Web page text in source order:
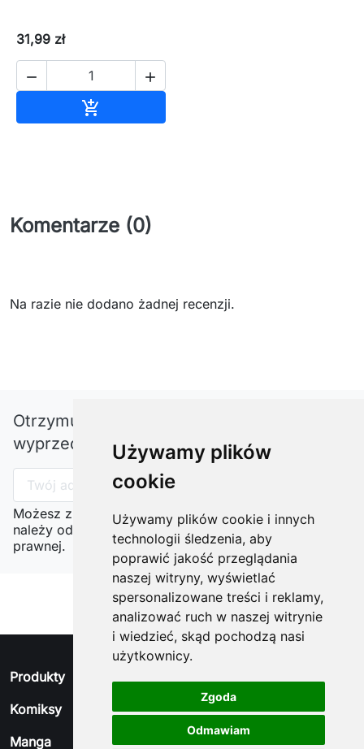
Używamy plików
cookie
Używamy plików cookie i innych
technologii śledzenia, aby
poprawić jakość przeglądania
naszej witryny, wyświetlać
spersonalizowane treści i reklamy,
analizować ruch w naszej witrynie
i wiedzieć, skąd pochodzą nasi
użytkownicy.
Zgoda
Odmawiam
31,99 zł
 

Komentarze (0)
Na razie nie dodano żadnej recenzji.
Otrzymuj informację o nowościach i
wyprzedażach
Możesz zrezygnować w każdej chwili. W tym celu
należy odnaleźć szczegóły w naszej informacji
prawnej.
Produkty
Komiksy
Manga